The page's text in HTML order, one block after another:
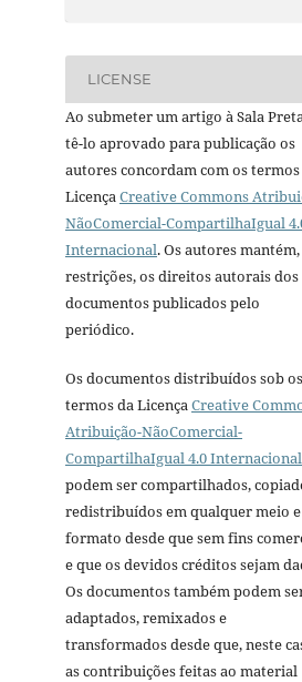
LICENSE
Ao submeter um artigo à Sala
tê-lo aprovado para publicação os
autores concordam com os
LicençaCreative Commons
NãoComercial-CompartilhaIgual
Internacional. Os autores
restrições, os direitos autorais dos
documentos publicados pelo
periódico.
Os documentos distribuídos sob os
termos da LicençaCreative
Atribuição-NãoComercial-
CompartilhaIgual 4.0 Internacional
podem ser compartilhados,
redistribuídos em qualquer meio e
formato desde que sem fins
e que os devidos créditos sejam
Os documentos também podem
adaptados, remixados e
transformados desde que, neste
as contribuições feitas ao material